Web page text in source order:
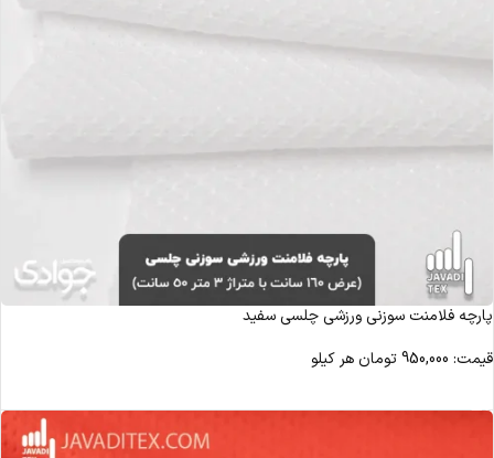
پارچه فلامنت سوزنی ورزشی چلسی سفید
قیمت: 950,000تومان هر کیلو